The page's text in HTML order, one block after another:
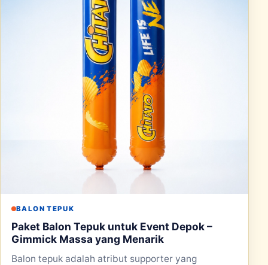
BALON TEPUK
Paket Balon Tepuk untuk Event Depok –
Gimmick Massa yang Menarik
Balon tepuk adalah atribut supporter yang